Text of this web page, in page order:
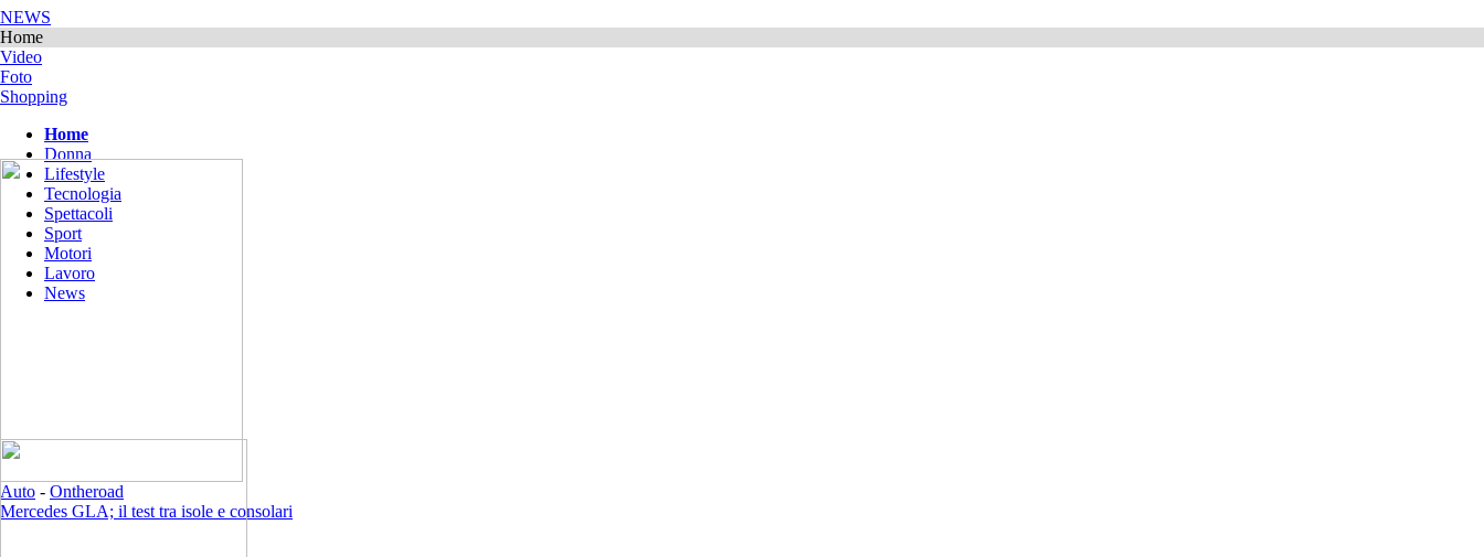
NEWS
Home
Video
Foto
Shopping
Home
Donna
Lifestyle
Tecnologia
Spettacoli
Sport
Motori
Lavoro
News
Auto - Ontheroad
Mercedes GLA; il test tra isole e consolari